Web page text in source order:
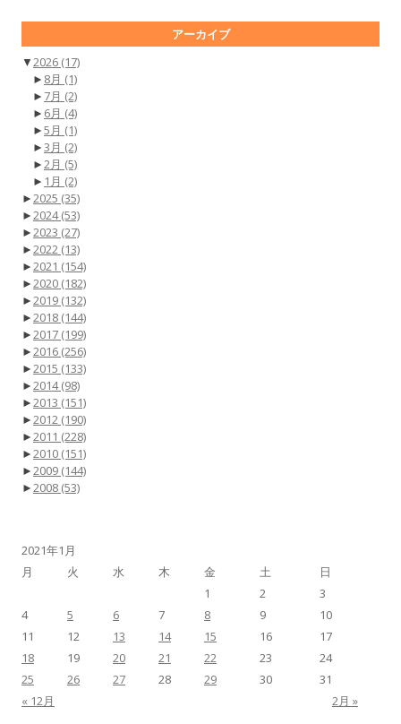
アーカイブ
▼2026 (17)
► 8月 (1)
► 7月 (2)
► 6月 (4)
►5月 (1)
►3月 (2)
►2月 (5)
► 1月 (2)
►2025 (35)
►2024(53)
►2023 (27)
►2022 (13)
►2021 (154)
►2020 (182)
►2019 (132)
►2018 (144)
►2017 (199)
►2016 (256)
►2015 (133)
►2014(98)
►2013 (151)
►2012 (190)
►2011 (228)
►2010 (151)
►2009 (144)
►2008 (53)
2021年1月
月
火 水 木 金 土 日
« 12月 2月 »
1 2
3
4
5 6 7 8 9
10
11
12 13 14 15 16
17
18
19 20 21 22 23
24
25
26 27 28 29 30 31